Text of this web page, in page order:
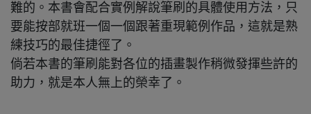
難的。本書會配合實例解說筆刷的具體使用方法，只
要能按部就班一個一個跟著重現範例作品，這就是熟
練技巧的最佳捷徑了。
倘若本書的筆刷能對各位的插畫製作稍微發揮些許的
助力，就是本人無上的榮幸了。